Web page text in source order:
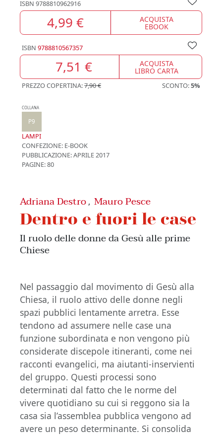
ISBN 9788810962916
4,99 € ACQUISTA
EBOOK
ISBN 9788810567357
7,51 € ACQUISTA
LIBRO CARTA
PREZZO COPERTINA:7,90 € SCONTO:5%
COLLANA
P9
LAMPI
CONFEZIONE: E-BOOK
PUBBLICAZIONE:APRILE 2017
PAGINE: 80
Adriana Destro , Mauro Pesce
Dentro e fuori le case
Il ruolo delle donne da Gesù alle prime
Chiese
Nel passaggio dal movimento di Gesù alla
Chiesa, il ruolo attivo delle donne negli
spazi pubblici lentamente arretra. Esse
tendono ad assumere nelle case una
funzione subordinata e non vengono più
considerate discepole itineranti, come nei
racconti evangelici, ma aiutanti-inservienti
del gruppo. Questi processi sono
determinati dal fatto che le norme del
vivere quotidiano su cui si reggono sia la
casa sia l’assemblea pubblica vengono ad
avere un peso determinante. Si consolida